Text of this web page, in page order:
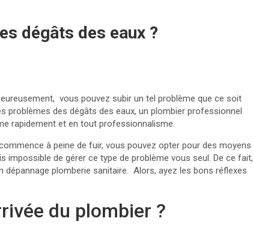
dégâts des eaux ?
vous pouvez subir un tel problème que ce soit
problèmes des dégâts des eaux, un plombier professionnel
rapidement et en tout professionnalisme.
à peine de fuir, vous pouvez opter pour des moyens
impossible de gérer ce type de problème vous seul. De ce fait,
plomberie sanitaire. Alors, ayez les bons réflexes
du plombier ?